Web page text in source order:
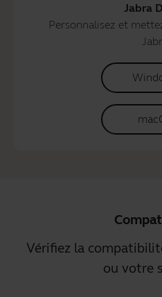
Jabra
Personnalisez et
Vérifiez la
ou votre